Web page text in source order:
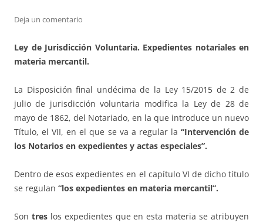
Deja un comentario
Ley de Jurisdicción Voluntaria. Expedientes notariales en
materia mercantil.
La Disposición final undécima de la Ley 15/2015 de 2 de
julio de jurisdicción voluntaria modifica la Ley de 28 de
mayo de 1862, del Notariado, en la que introduce un nuevo
Título, el VII, en el que se va a regular la “Intervención de
los Notarios en expedientes y actas especiales”.
Dentro de esos expedientes en el capítulo VI de dicho título
se regulan “los expedientes en materia mercantil”.
Son treslos expedientes que en esta materia se atribuyen